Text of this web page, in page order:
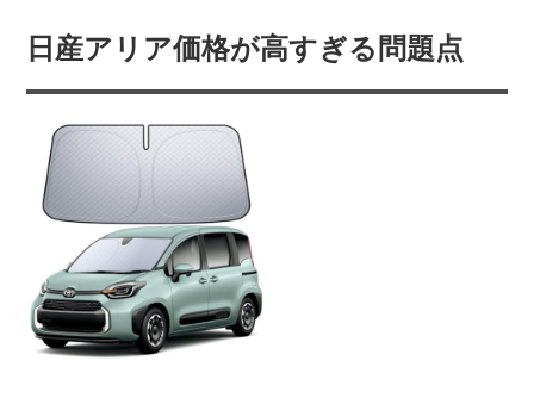
日産アリア価格が高すぎる問題点